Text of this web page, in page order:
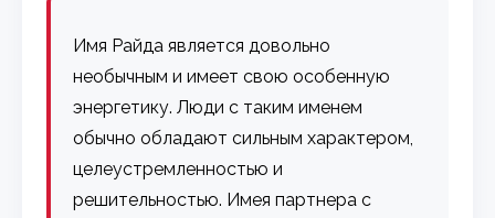
Имя Райда является довольно
необычным и имеет свою особенную
энергетику. Люди с таким именем
обычно обладают сильным характером,
целеустремленностью и
решительностью. Имея партнера с